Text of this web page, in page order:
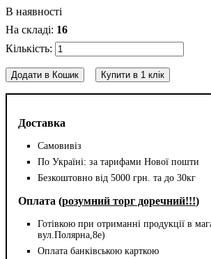
Доставка
Самовивіз
По Україні: за тарифами Нової пошти
Безкоштовно від 5000 грн. та до 30кг
Оплата (розумний торг доречний!!!)
Готівкою при отриманні продукції в
вул.Полярна,8е)
Оплата банківською карткою
В наявності
16
Додати в Кошик Купити в 1 клік